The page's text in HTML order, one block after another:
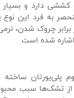
کششی دارد و
به فرد این
چروک شدن،
شده است.
پلی‌یورتان
از تشک‌ها سبب